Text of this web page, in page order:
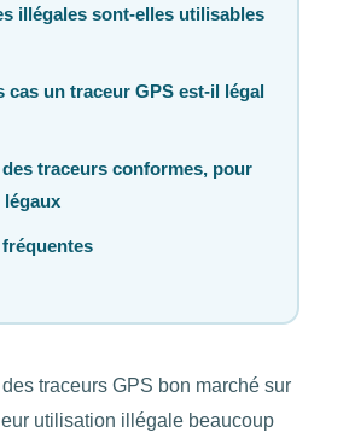
illégales sont-elles utilisables
cas un traceur GPS est-il légal
traceurs conformes, pour
légaux
traceurs GPS bon marché sur
utilisation illégale beaucoup